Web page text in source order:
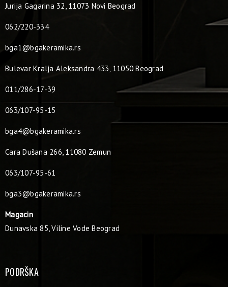
Jurija Gagarina 32, 11073 Novi Beograd
062/220-334
bga1@bgakeramika.rs
Bulevar Kralja Aleksandra 433, 11050 Beograd
011/286-17-39
063/107-95-15
bga4@bgakeramika.rs
Cara Dušana 266, 11080 Zemun
063/107-95-61
bga3@bgakeramika.rs
Magacin
Dunavska 85, Viline Vode Beograd
PODRŠKA